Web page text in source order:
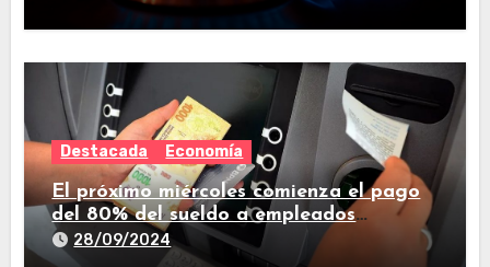
Destacada Economía
El próximo miércoles comienza el pago
del 80% del sueldo a empleados
estatales de Tucumán
28/09/2024